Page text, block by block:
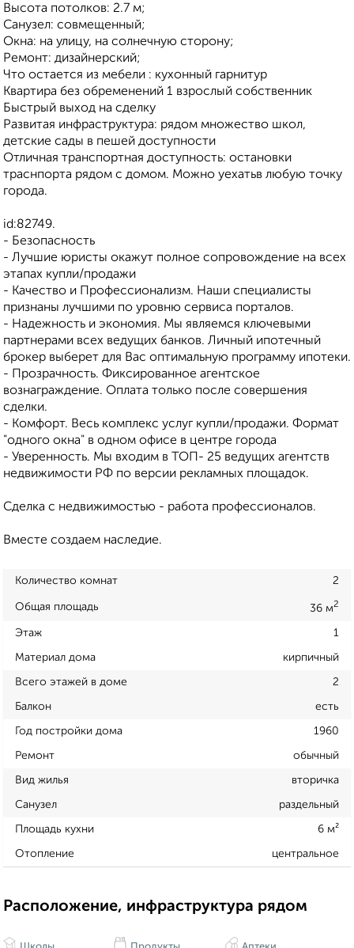
Высота потолков: 2.7 м;
Санузел: совмещенный;
Окна: на улицу, на солнечную сторону;
Ремонт: дизайнерский;
Что остается из мебели : кухонный гарнитур
Квартира без обременений 1 взрослый собственник
Быстрый выход на сделку
Развитая инфраструктура: рядом множество школ,
детские сады в пешей доступности
Отличная транспортная доступность: остановки
траснпорта рядом с домом. Можно уехатьв любую точку
города.
id:82749.
- Безопасность
- Лучшие юристы окажут полное сопровождение на всех
этапах купли/продажи
- Качество и Профессионализм. Наши специалисты
признаны лучшими по уровню сервиса порталов.
- Надежность и экономия. Мы являемся ключевыми
партнерами всех ведущих банков. Личный ипотечный
брокер выберет для Вас оптимальную программу ипотеки.
- Прозрачность. Фиксированное агентское
вознаграждение. Оплата только после совершения
сделки.
- Комфорт. Весь комплекс услуг купли/продажи. Формат
"одного окна" в одном офисе в центре города
- Уверенность. Мы входим в ТОП- 25 ведущих агентств
недвижимости РФ по версии рекламных площадок.
Сделка с недвижимостью - работа профессионалов.
Вместе создаем наследие.
Количество комнат 2
Общая площадь 36 м2
Этаж 1
Материал дома кирпичный
Всего этажей в доме 2
Балкон есть
Год постройки дома 1960
Ремонт обычный
Вид жилья вторичка
Санузел раздельный
Площадь кухни 6 м²
Отопление центральное
Расположение, инфраструктура рядом